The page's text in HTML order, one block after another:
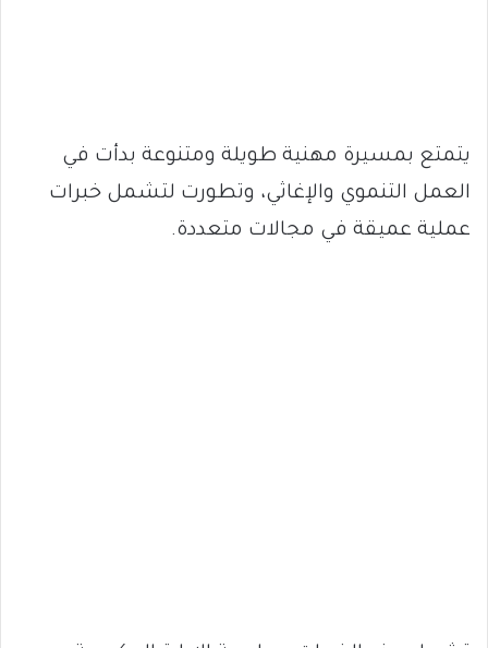
يتمتع بمسيرة مهنية طويلة ومتنوعة بدأت في
العمل التنموي والإغاثي، وتطورت لتشمل خبرات
عملية عميقة في مجالات متعددة.